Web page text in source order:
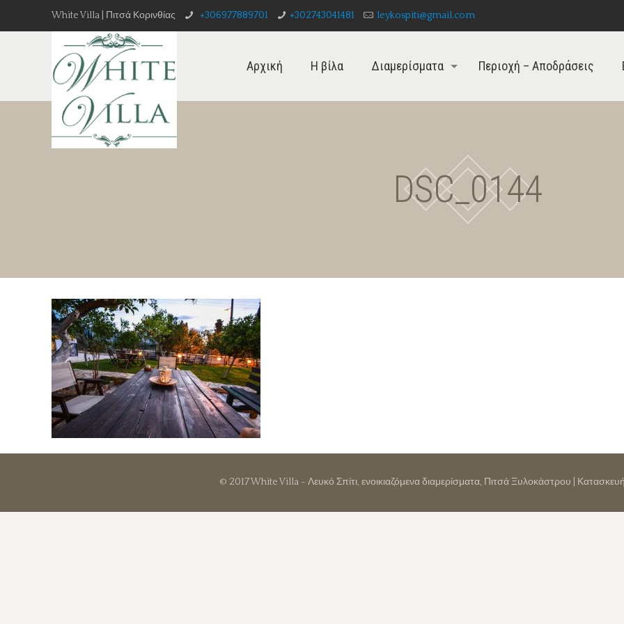
White Villa | Πιτσά Κορινθίας +306977889701 +302743041481 leykospiti@gmail.com
Αρχική Η βίλα Διαμερίσματα Περιοχή – Αποδράσεις
DSC_0144
© 2017 White Villa - Λευκό Σπίτι, ενοικιαζόμενα διαμερίσματα, Πιτσά Ξυλοκάστρου |